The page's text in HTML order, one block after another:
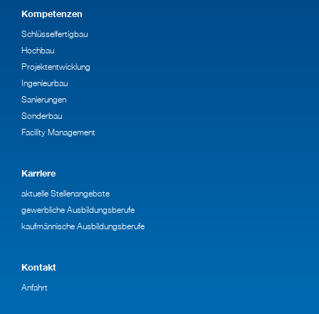
Kompetenzen
Schlüsselfertigbau
Hochbau
Projektentwicklung
Ingenieurbau
Sanierungen
Sonderbau
Facility Management
Karriere
aktuelle Stellenangebote
gewerbliche Ausbildungsberufe
kaufmännische Ausbildungsberufe
Kontakt
Anfahrt